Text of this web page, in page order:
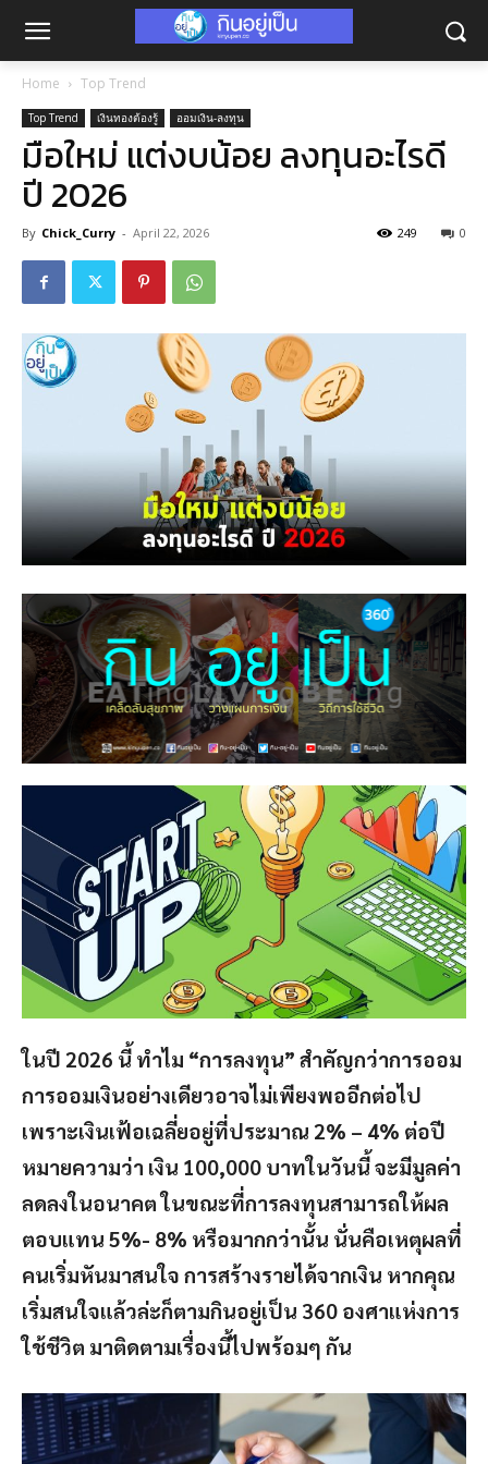
Home Top Trend
Top Trend เงินทองต้องรู้ ออมเงิน-ลงทุน
มือใหม่ แต่งบน้อย ลงทุนอะไรดี
ปี 2026
By Chick_Curry - April 22, 2026 0
249
ในปี 2026 นี้ ทำไม “การลงทุน” สำคัญกว่าการออม
การออมเงินอย่างเดียวอาจไม่เพียงพออีกต่อไป
เพราะเงินเฟ้อเฉลี่ยอยู่ที่ประมาณ 2% – 4% ต่อปี
หมายความว่า เงิน 100,000 บาทในวันนี้ จะมีมูลค่า
ลดลงในอนาคต ในขณะที่การลงทุนสามารถให้ผล
ตอบแทน 5%- 8% หรือมากกว่านั้น นั่นคือเหตุผลที่
คนเริ่มหันมาสนใจ การสร้างรายได้จากเงิน หากคุณ
เริ่มสนใจแล้วล่ะก็ตามกินอยู่เป็น 360 องศาแห่งการ
ใช้ชีวิต มาติดตามเรื่องนี้ไปพร้อมๆ กัน